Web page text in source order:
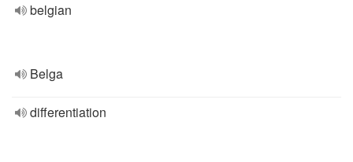
belgian
Belga
differentiation